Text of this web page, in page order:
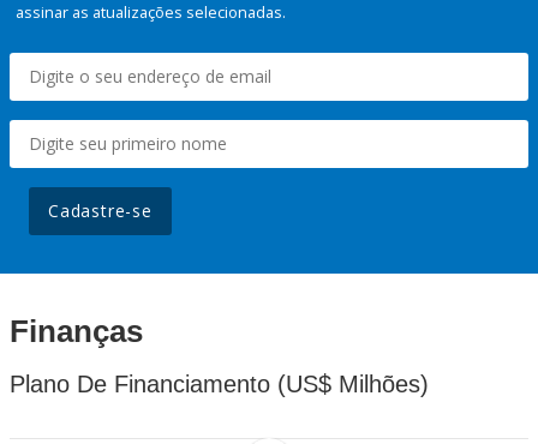
assinar as atualizações selecionadas.
Cadastre-se
Finanças
Plano De Financiamento (US$ Milhões)